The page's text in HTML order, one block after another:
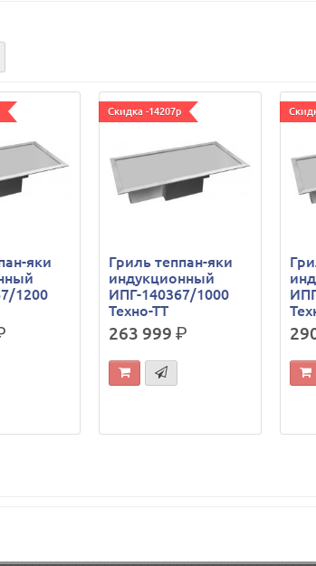
яки
1200
Скидка -14207р
Гриль теппан-яки
индукционный
ИПГ-140367/1000
Техно-ТТ
263 999р.